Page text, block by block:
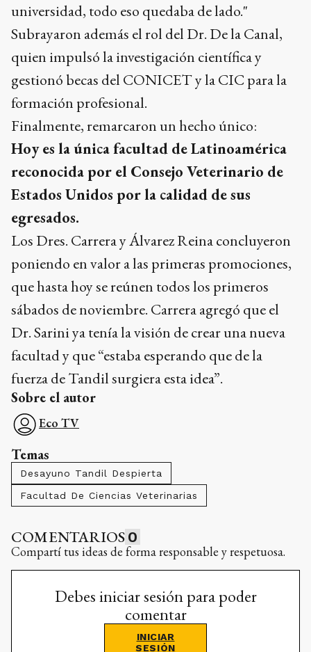
universidad, todo eso quedaba de lado."
Subrayaron además el rol del Dr. De la Canal,
quien impulsó la investigación científica y
gestionó becas del CONICET y la CIC para la
formación profesional.
Finalmente, remarcaron un hecho único:
Hoy es la única facultad de Latinoamérica
reconocida por el Consejo Veterinario de
Estados Unidos por la calidad de sus
egresados.
Los Dres. Carrera y Álvarez Reina concluyeron
poniendo en valor a las primeras promociones,
que hasta hoy se reúnen todos los primeros
sábados de noviembre. Carrera agregó que el
Dr. Sarini ya tenía la visión de crear una nueva
facultad y que “estaba esperando que de la
fuerza de Tandil surgiera esta idea”.
Sobre el autor
Eco TV
Temas
Desayuno Tandil Despierta
Facultad De Ciencias Veterinarias
COMENTARIOS 0
Compartí tus ideas de forma responsable y respetuosa.
Debes iniciar sesión para poder
comentar
INICIAR
SESIÓN